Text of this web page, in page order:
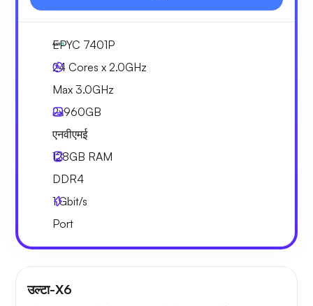
EPYC 7401P
24 Cores x 2.0GHz
Max 3.0GHz
2x960GB
एनवीएमई
128GB RAM
DDR4
1Gbit/s
Port
उल्टा-X6